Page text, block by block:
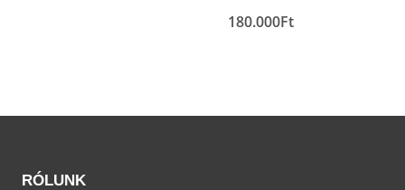
180.000Ft
RÓLUNK